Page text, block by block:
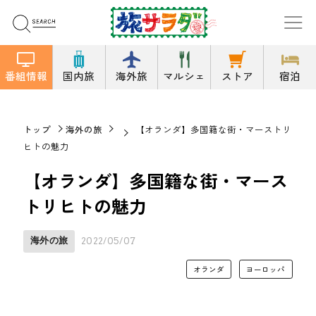
番組情報 国内旅 海外旅 マルシェ ストア 宿泊
トップ 海外の旅
【オランダ】多国籍な街・マーストリ
ヒトの魅力
【オランダ】多国籍な街・マース
トリヒトの魅力
海外の旅 2022/05/07
オランダ ヨーロッパ